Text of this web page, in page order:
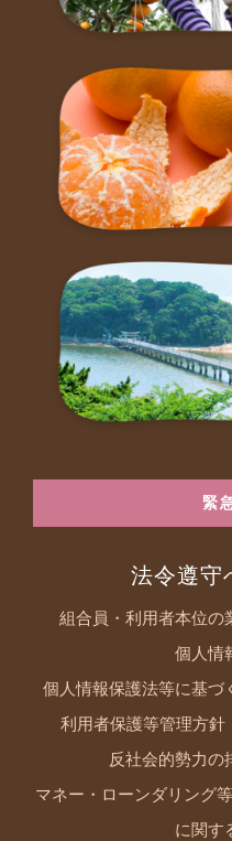
緊
法令遵守
組合員・利用者本位の
個人情
個人情報保護法等に基づ
利用者保護等管理方針
反社会的勢力の
マネー・ローンダリング
に関す